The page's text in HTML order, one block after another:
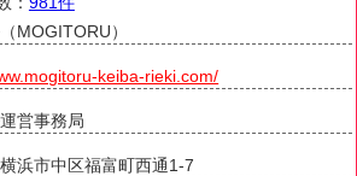
MOGITORU）
keiba-rieki.com/
営事務局
浜市中区福富町西通1-7